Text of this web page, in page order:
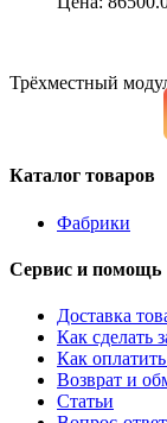
Трёхместный
Каталог товаров
Фабрики
Сервис и помощь
Доставка
Как сделать
Как оплатить
Возврат и
Статьи